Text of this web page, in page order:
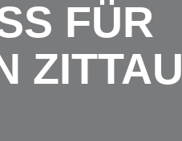
FÜR
ZITTAU